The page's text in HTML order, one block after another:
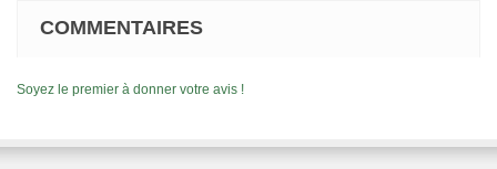
COMMENTAIRES
Soyez le premier à donner votre avis !